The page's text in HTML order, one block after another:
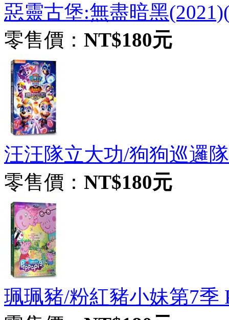
惡靈古堡:無盡暗黑
零售價： NT$180元
汪汪隊立大功/狗狗巡邏
零售價： NT$180元
珮珮豬/粉紅豬小妹第7季